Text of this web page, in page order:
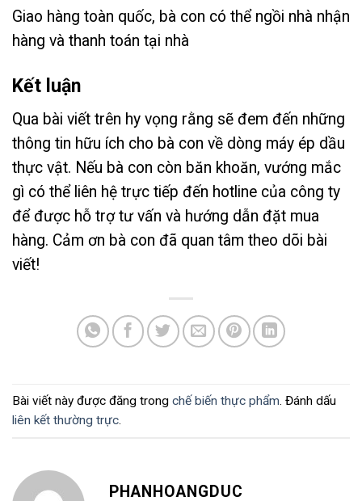
Giao hàng toàn quốc, bà con có thể ngồi nhà nhận
hàng và thanh toán tại nhà
Kết luận
Qua bài viết trên hy vọng rằng sẽ đem đến những
thông tin hữu ích cho bà con về dòng máy ép dầu
thực vật. Nếu bà con còn băn khoăn, vướng mắc
gì có thể liên hệ trực tiếp đến hotline của công ty
để được hỗ trợ tư vấn và hướng dẫn đặt mua
hàng. Cảm ơn bà con đã quan tâm theo dõi bài
viết!
Bài viết này được đăng trong chế biến thực phẩm. Đánh dấu
liên kết thường trực.
PHANHOANGDUC